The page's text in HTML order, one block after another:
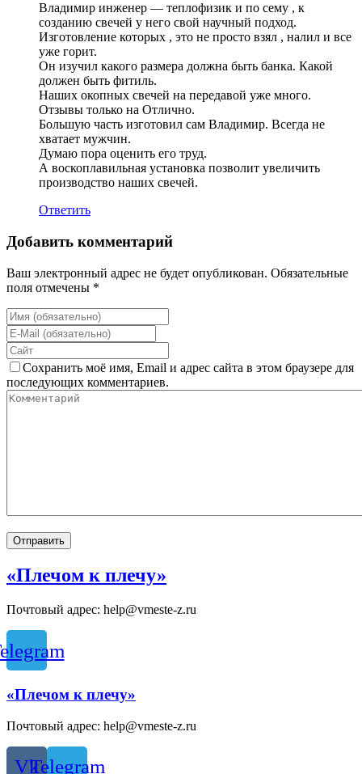
Владимир инженер — теплофизик и по сему , к
созданию свечей у него свой научный подход.
Изготовление которых , это не просто взял , налил и все
уже горит.
Он изучил какого размера должна быть банка. Какой
должен быть фитиль.
Наших окопных свечей на передавой уже много.
Отзывы только на Отлично.
Большую часть изготовил сам Владимир. Всегда не
хватает мужчин.
Думаю пора оценить его труд.
А воскоплавильная установка позволит увеличить
производство наших свечей.
Ответить
Добавить комментарий
Ваш электронный адрес не будет опубликован. Обязательные
поля отмечены *
Сохранить моё имя, Email и адрес сайта в этом браузере для
последующих комментариев.
«Плечом к плечу»
Почтовый адрес: help@vmeste-z.ru
«Плечом к плечу»
Почтовый адрес: help@vmeste-z.ru
VkTelegram